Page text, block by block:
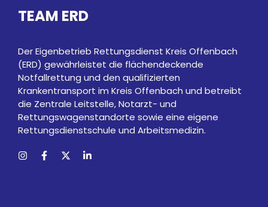
TEAM ERD
Der Eigenbetrieb Rettungsdienst Kreis Offenbach
(ERD) gewährleistet die flächendeckende
Notfallrettung und den qualifizierten
Krankentransport im Kreis Offenbach und betreibt
die Zentrale Leitstelle, Notarzt- und
Rettungswagenstandorte sowie eine eigene
Rettungsdienstschule und Arbeitsmedizin.